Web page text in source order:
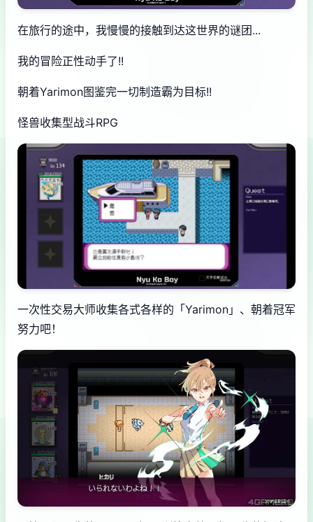
在旅行的途中，我慢慢的接触到达这世界的谜团...
我的冒险正性动手了!!
朝着Yarimon图鉴完一切制造霸为目标!!
怪兽收集型战斗RPG
一次性交易大师收集各式各样的「Yarimon」、朝着冠军
努力吧！